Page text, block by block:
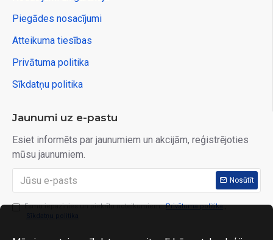
Piegādes nosacījumi
Atteikuma tiesības
Privātuma politika
Sīkdatņu politika
Jaunumi uz e-pastu
Esiet informēts par jaunumiem un akcijām, reģistrējoties
mūsu jaunumiem.
Nosūtīt
Esmu iepazinies un piekrītu noteikumiem: Privātuma politika ,
Sīkdatņu politika